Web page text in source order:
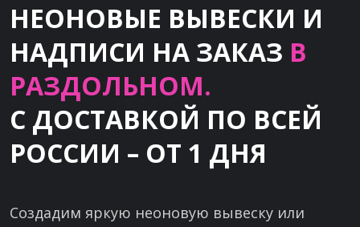
НЕОНОВЫЕ ВЫВЕСКИ И
НАДПИСИ НА ЗАКАЗ В
РАЗДОЛЬНОМ.
С ДОСТАВКОЙ ПО ВСЕЙ
РОССИИ – ОТ 1 ДНЯ
Создадим яркую неоновую вывеску или